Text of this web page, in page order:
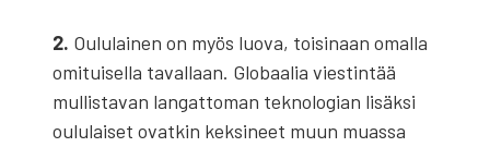
2. Oulu­lai­nen on myös luo­va, toi­si­naan omal­la
omi­tui­sel­la taval­laan. Glo­baa­lia vies­tin­tää
mul­lis­ta­van lan­gat­to­man tek­no­lo­gian lisäk­si
oulu­lai­set ovat­kin kek­si­neet muun muas­sa